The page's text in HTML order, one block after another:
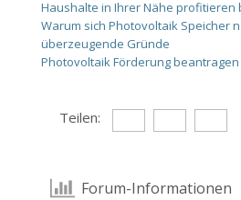
Haushalte in Ihrer Nähe profitieren
Warum sich Photovoltaik Speicher
überzeugende Gründe
Photovoltaik Förderung beantragen
Teilen:
Forum-Informationen